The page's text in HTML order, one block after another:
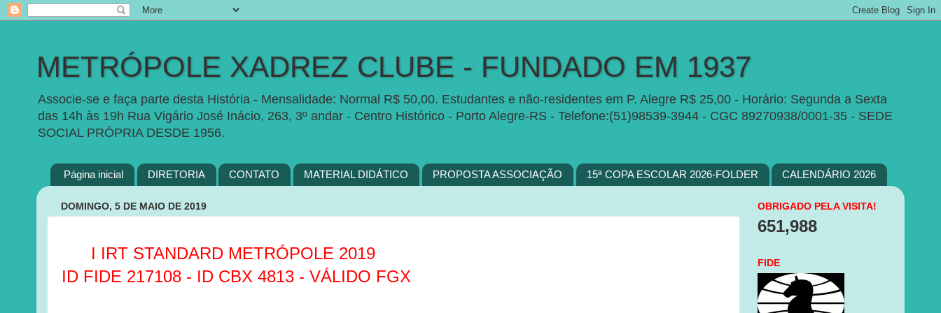
METRÓPOLE XADREZ CLUBE - FUNDADO EM 1937
Associe-se e faça parte desta História - Mensalidade: Normal R$ 50,00. Estudantes e não-residentes em P. Alegre R$ 25,00 - Horário: Segunda a Sexta
das 14h às 19h Rua Vigário José Inácio, 263, 3º andar - Centro Histórico - Porto Alegre-RS - Telefone:(51)98539-3944 - CGC 89270938/0001-35 - SEDE
SOCIAL PRÓPRIA DESDE 1956.
Página inicial DIRETORIA CONTATO MATERIAL DIDÁTICO PROPOSTA ASSOCIAÇÃO 15ª COPA ESCOLAR 2026-FOLDER CALENDÁRIO 2026
DOMINGO, 5 DE MAIO DE 2019
I IRT STANDARD METRÓPOLE 2019
ID FIDE 217108 - ID CBX 4813 - VÁLIDO FGX
OBRIGADO PELA VISITA!
651,988
FIDE